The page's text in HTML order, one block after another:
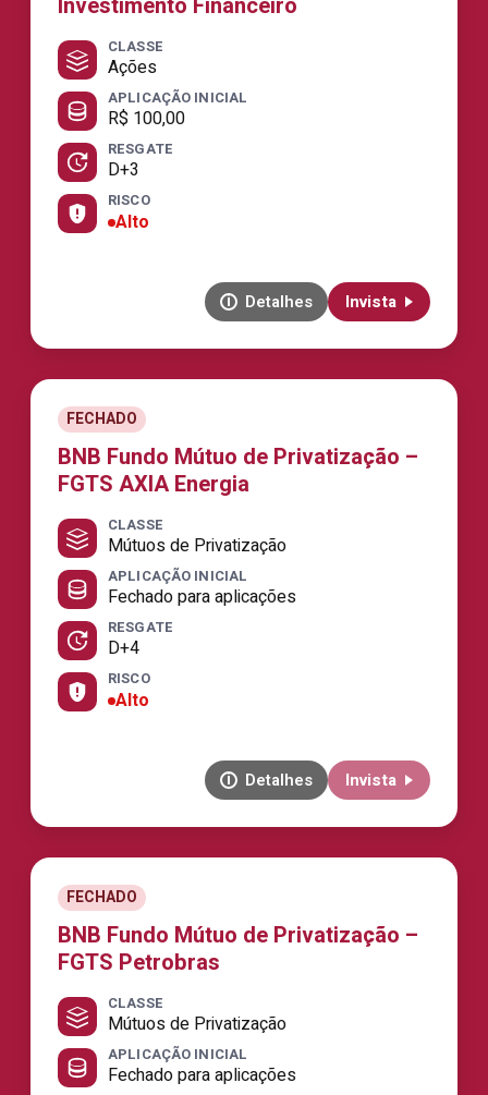
CLASSE
Ações
APLICAÇÃO INICIAL
R$ 100,00
RESGATE
D+3
RISCO
Alto
Detalhes Invista
FECHADO
BNB Fundo Mútuo de Privatização –
FGTS AXIA Energia
CLASSE
Mútuos de Privatização
APLICAÇÃO INICIAL
Fechado para aplicações
RESGATE
D+4
RISCO
Alto
Detalhes Invista
FECHADO
BNB Fundo Mútuo de Privatização –
FGTS Petrobras
CLASSE
Mútuos de Privatização
APLICAÇÃO INICIAL
Fechado para aplicações